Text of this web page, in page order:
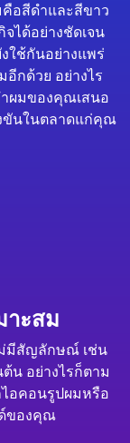
อสีดำและสีขาว
ได้อย่างชัดเจน
ใช้กันอย่างแพร่
กด้วย อย่างไร
ผมของคุณเสนอ
ขันในตลาดแก่คุณ
าะสม
มีสัญลักษณ์ เช่น
น อย่างไรก็ตาม
อคอนรูปผมหรือ
ของคุณ